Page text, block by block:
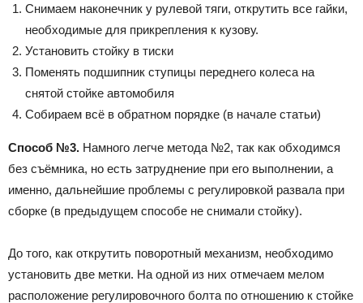
Снимаем наконечник у рулевой тяги, открутить все гайки,
необходимые для прикрепления к кузову.
Установить стойку в тиски
Поменять подшипник ступицы переднего колеса на
снятой стойке автомобиля
Собираем всё в обратном порядке (в начале статьи)
Способ №3. Намного легче метода №2, так как обходимся
без съёмника, но есть затруднение при его выполнении, а
именно, дальнейшие проблемы с регулировкой развала при
сборке (в предыдущем способе не снимали стойку).
До того, как открутить поворотный механизм, необходимо
установить две метки. На одной из них отмечаем мелом
расположение регулировочного болта по отношению к стойке